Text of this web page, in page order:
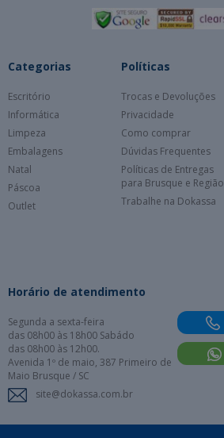
Categorias
Escritório
Informática
Limpeza
Embalagens
Natal
Páscoa
Outlet
Políticas
Trocas e Devoluções
Privacidade
Como comprar
Dúvidas Frequentes
Políticas de Entregas
para Brusque e Região
Trabalhe na Dokassa
Horário de atendimento
Segunda a sexta-feira
das 08h00 às 18h00 Sabádo
das 08h00 às 12h00.
Avenida 1º de maio, 387 Primeiro de
Maio Brusque / SC
site@dokassa.com.br